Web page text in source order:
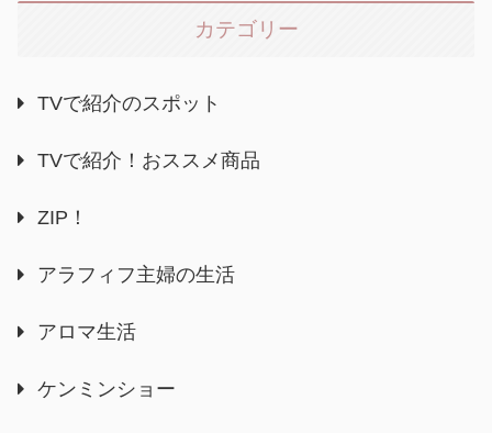
カテゴリー
TVで紹介のスポット
TVで紹介！おススメ商品
ZIP！
アラフィフ主婦の生活
アロマ生活
ケンミンショー